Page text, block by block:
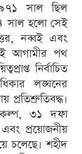
সাল ছিল
সাল হলো সেই
নব্বই এবং
আগামীর পথ
নির্বাচিত
লঙ্ঘনের
প্রতিশ্রুতিবদ্ধ।
৩১ দফা
প্রয়োজনীয়
চলেছে। শহীদ